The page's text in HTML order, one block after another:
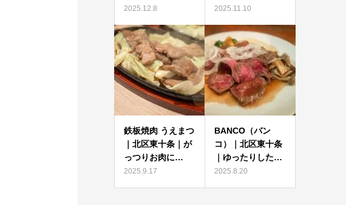
2025.12.8 2025.11.10
鉄板焼肉 うえまつ
｜北区東十条｜が
っつりお肉に…
2025.9.17
BANCO（バン
コ）｜北区東十条
｜ゆったりした…
2025.8.20